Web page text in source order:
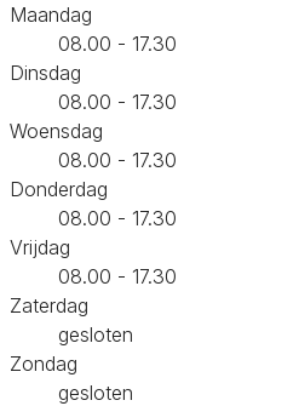
Maandag
08.00 - 17.30
Dinsdag
08.00 - 17.30
Woensdag
08.00 - 17.30
Donderdag
08.00 - 17.30
Vrijdag
08.00 - 17.30
Zaterdag
gesloten
Zondag
gesloten